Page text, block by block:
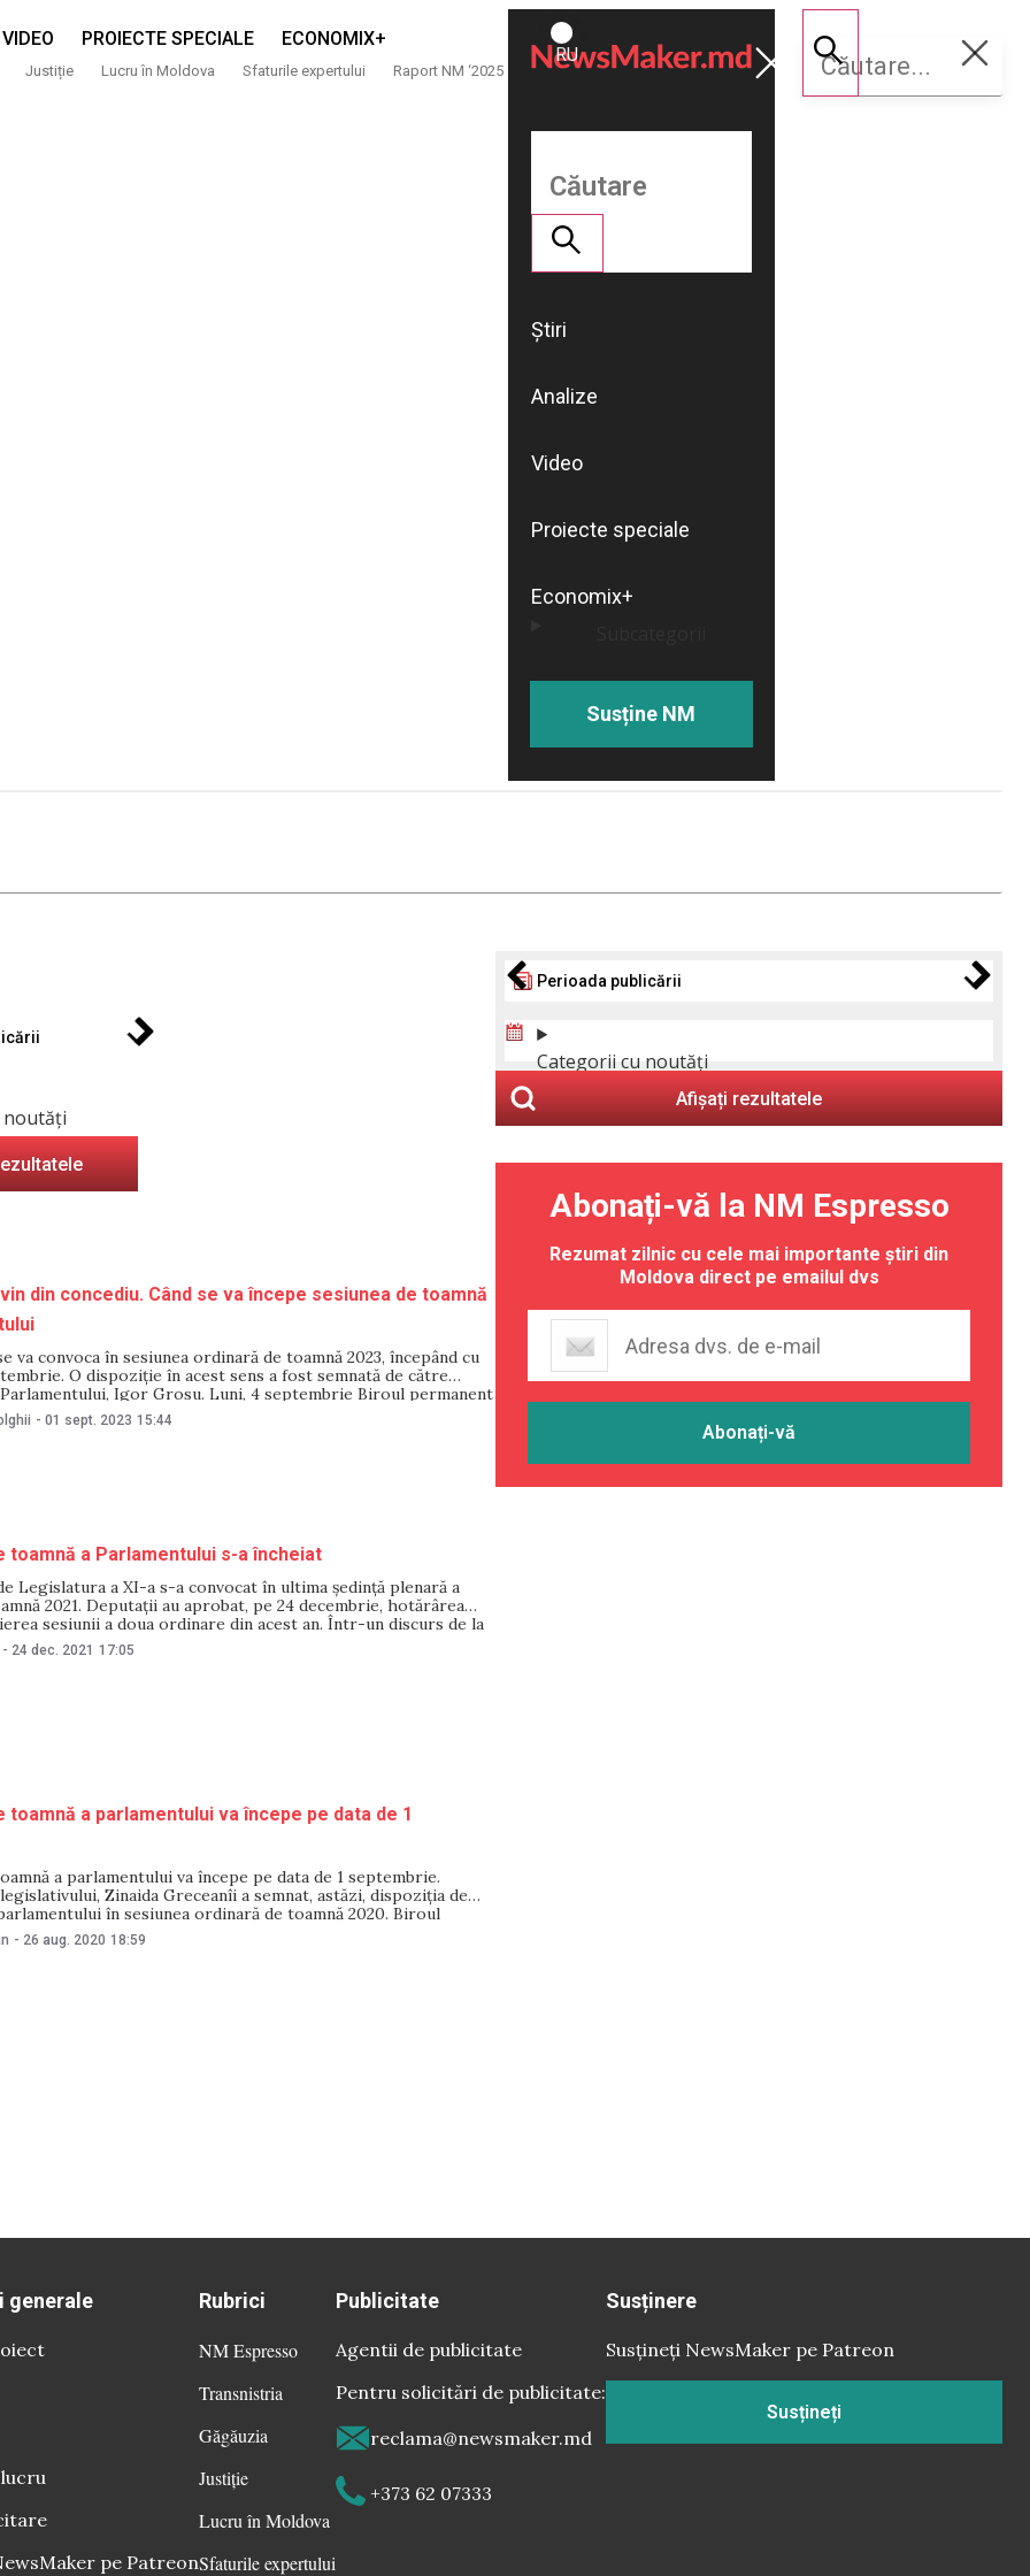
VIDEO PROIECTE SPECIALE ECONOMIX+
Justiție Lucru în Moldova Sfaturile expertului Raport NM ‘2025
ROMÂNĂ
RU
Susține
NM
Știri
Analize
Video
Proiecte speciale
Economix+
Susține NM
noutăți
din concediu. Când se va începe sesiunea de toamnă
va convoca în sesiunea ordinară de toamnă 2023, începând cu
O dispoziție în acest sens a fost semnată de către
Igor Grosu. Luni, 4 septembrie Biroul permanent
se va întruni în ședință, în cadrul căreia va fi pregătit
- 01 sept. 2023 15:44
toamnă a Parlamentului s-a încheiat
Legislatura a XI-a s-a convocat în ultima ședință plenară a
2021. Deputații au aprobat, pe 24 decembrie, hotărârea
sesiunii a doua ordinare din acest an. Într-un discurs de la
deputatul BCS, Corneliu Furculiță, a criticat activitatea
că în perioada
- 24 dec. 2021 17:05
toamnă a parlamentului va începe pe data de 1
a parlamentului va începe pe data de 1 septembrie.
Zinaida Greceanîi a semnat, astăzi, dispoziția de
în sesiunea ordinară de toamnă 2020. Biroul
să stabilească data primei ședințe plenare din sesiunea de
pregătirea proiectului ordinii de zi. Potrivit
- 26 aug. 2020 18:59
Perioada publicării
Categorii cu noutăți
Afișați rezultatele
Abonați-vă la NM Espresso
Rezumat zilnic cu cele mai importante știri din
Moldova direct pe emailul dvs
generale
pe Patreon
Rubrici
NM Espresso
Transnistria
Găgăuzia
Justiție
Lucru în Moldova
Sfaturile expertului
Publicitate
Agentii de publicitate
Pentru solicitări de publicitate:
reclama@newsmaker.md
+373 62 07333
Susținere
Susțineți NewsMaker pe Patreon
Susțineți